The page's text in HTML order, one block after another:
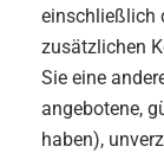
einschließlich
zusätzlichen
Sie eine
angebotene,
haben),